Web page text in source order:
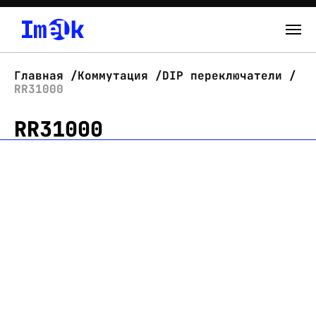
Новости
Главная Коммутация
DIP переключатели
RR31000
RR31000